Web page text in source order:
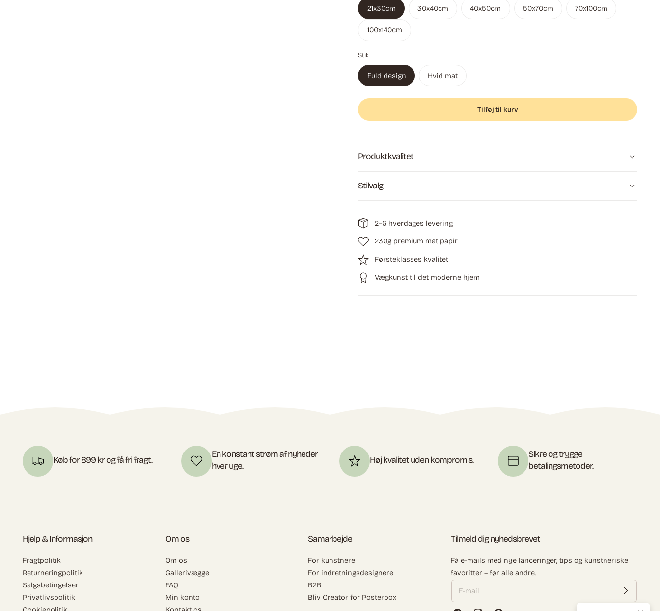
21x30cm 30x40cm 40x50cm 50x70cm 70x100cm
100x140cm
Stil:
Fuld design Hvid mat
Tilføj til kurv
Produktkvalitet
Stilvalg
2–6 hverdages levering
230g premium mat papir
Førsteklasses kvalitet
Vægkunst til det moderne hjem
Køb for 899 kr og få fri fragt.
En konstant strøm af nyheder
hver uge.
Høj kvalitet uden kompromis.
Sikre og trygge
betalingsmetoder.
Hjelp & Informasjon
Fragtpolitik
Returneringpolitik
Salgsbetingelser
Privatlivspolitik
Om os
Om os
Gallerivægge
FAQ
Min konto
Samarbejde
For kunstnere
For indretningsdesignere
B2B
Bliv Creator for Posterbox
Tilmeld dig nyhedsbrevet
Få e-mails med nye lanceringer, tips og kunstneriske
favoritter – før alle andre.